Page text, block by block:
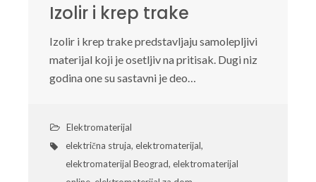
Izolir i krep trake
Izolir i krep trake predstavljaju samolepljivi
materijal koji je osetljiv na pritisak. Dugi niz
godina one su sastavni je deo…
Elektromaterijal
električna struja, elektromaterijal,
elektromaterijal Beograd, elektromaterijal